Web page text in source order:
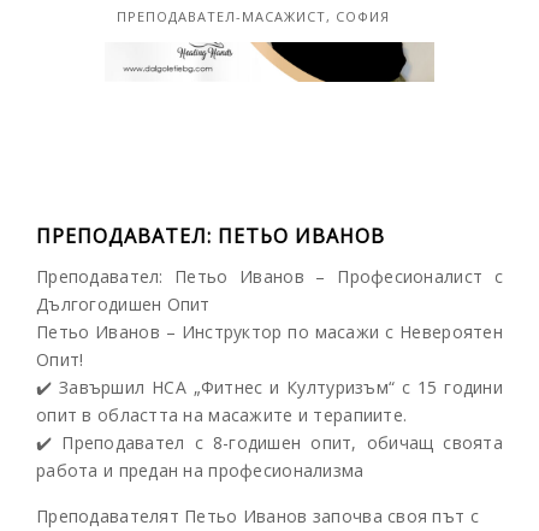
ПРЕПОДАВАТЕЛ-МАСАЖИСТ, СОФИЯ
ПРЕПОДАВАТЕЛ: ПЕТЬО ИВАНОВ
Преподавател: Петьо Иванов – Професионалист с
Дългогодишен Опит
Петьо Иванов – Инструктор по масажи с Невероятен
Опит!
✔️ Завършил НСА „Фитнес и Културизъм“ с 15 години
опит в областта на масажите и терапиите.
✔️ Преподавател с 8-годишен опит, обичащ своята
работа и предан на професионализма
Преподавателят Петьо Иванов започва своя път с